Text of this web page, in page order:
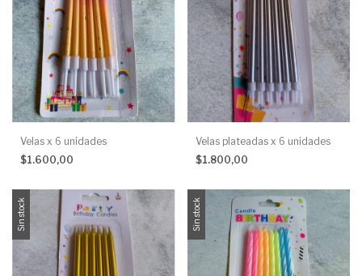
Velas x 6 unidades
$1.600,00
Velas plateadas x 6 unidades
$1.800,00
Sin stock Sin stock